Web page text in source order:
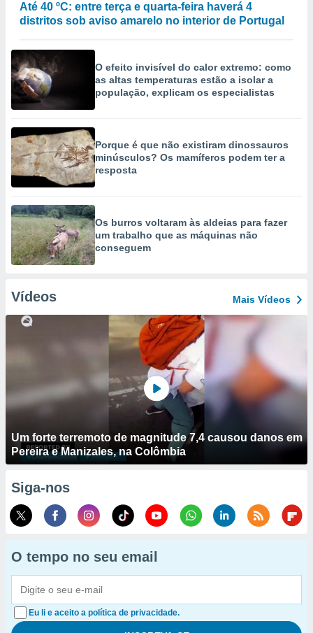
Até 40 ºC: entre terça e quarta-feira haverá 4
distritos sob aviso amarelo no interior de Portugal
O efeito invisível do calor extremo: como
as altas temperaturas estão a isolar a
população, explicam os especialistas
Porque é que não existiram dinossauros
minúsculos? Os mamíferos podem ter a
resposta
Os burros voltaram às aldeias para fazer
um trabalho que as máquinas não
conseguem
Vídeos Mais Vídeos
Um forte terremoto de magnitude 7,4 causou danos em
Pereira e Manizales, na Colômbia
Siga-nos
O tempo no seu email
Eu li e aceito a política de privacidade.